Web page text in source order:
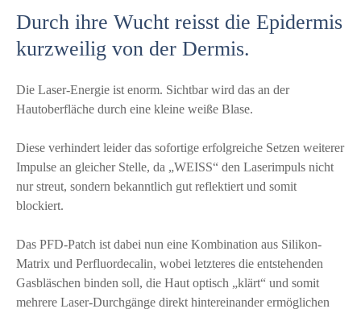
Durch ihre Wucht reisst die Epidermis
kurzweilig von der Dermis.
Die Laser-Energie ist enorm. Sichtbar wird das an der
Hautoberfläche durch eine kleine weiße Blase.
Diese verhindert leider das sofortige erfolgreiche Setzen weiterer
Impulse an gleicher Stelle, da „WEISS“ den Laserimpuls nicht
nur streut, sondern bekanntlich gut reflektiert und somit
blockiert.
Das PFD-Patch ist dabei nun eine Kombination aus Silikon-
Matrix und Perfluordecalin, wobei letzteres die entstehenden
Gasbläschen binden soll, die Haut optisch „klärt“ und somit
mehrere Laser-Durchgänge direkt hintereinander ermöglichen